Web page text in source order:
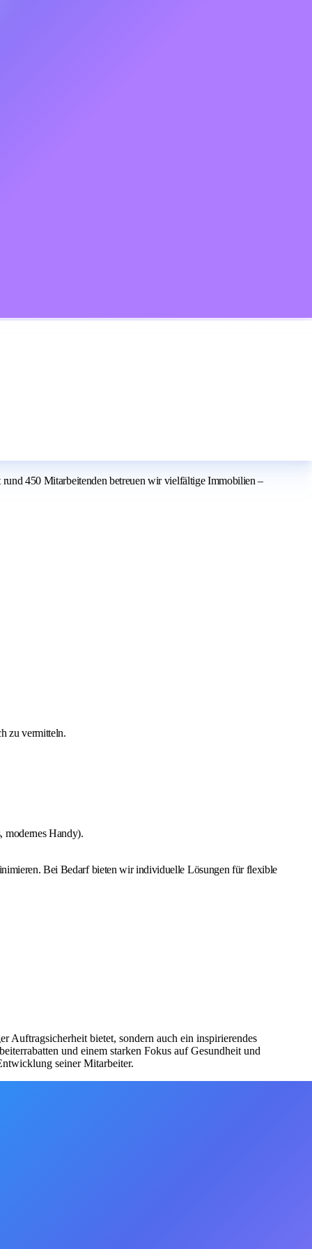
450 Mitarbeitenden betreuen wir vielfältige Immobilien –
zu vermitteln.
modernes Handy).
Bei Bedarf bieten wir individuelle Lösungen für flexible
Auftragsicherheit bietet, sondern auch ein inspirierendes
und einem starken Fokus auf Gesundheit und
seiner Mitarbeiter.